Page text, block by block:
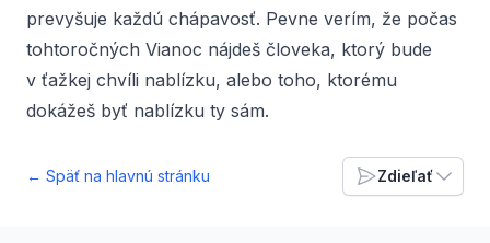
prevyšuje každú chápavosť. Pevne verím, že počas
tohtoročných Vianoc nájdeš človeka, ktorý bude
v ťažkej chvíli nablízku, alebo toho, ktorému
dokážeš byť nablízku ty sám.
← Späť na hlavnú stránku Zdieľať